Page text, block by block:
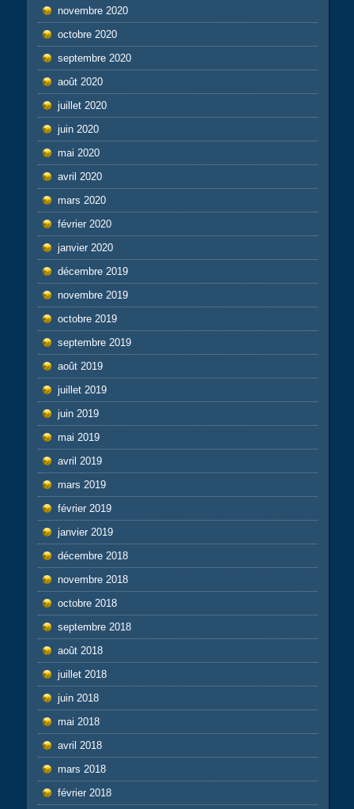
novembre 2020
octobre 2020
septembre 2020
août 2020
juillet 2020
juin 2020
mai 2020
avril 2020
mars 2020
février 2020
janvier 2020
décembre 2019
novembre 2019
octobre 2019
septembre 2019
août 2019
juillet 2019
juin 2019
mai 2019
avril 2019
mars 2019
février 2019
janvier 2019
décembre 2018
novembre 2018
octobre 2018
septembre 2018
août 2018
juillet 2018
juin 2018
mai 2018
avril 2018
mars 2018
février 2018